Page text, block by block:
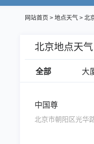
网站首页 > 地点天气 > 北
北京地点天气
全部 大
中国尊
北京市朝阳区光华